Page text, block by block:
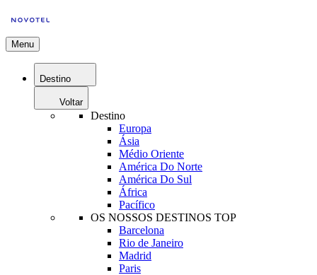
Menu
Destino
Voltar
Destino
Europa
Ásia
Médio Oriente
América Do Norte
América Do Sul
África
Pacífico
OS NOSSOS DESTINOS TOP
Barcelona
Rio de Janeiro
Madrid
Paris